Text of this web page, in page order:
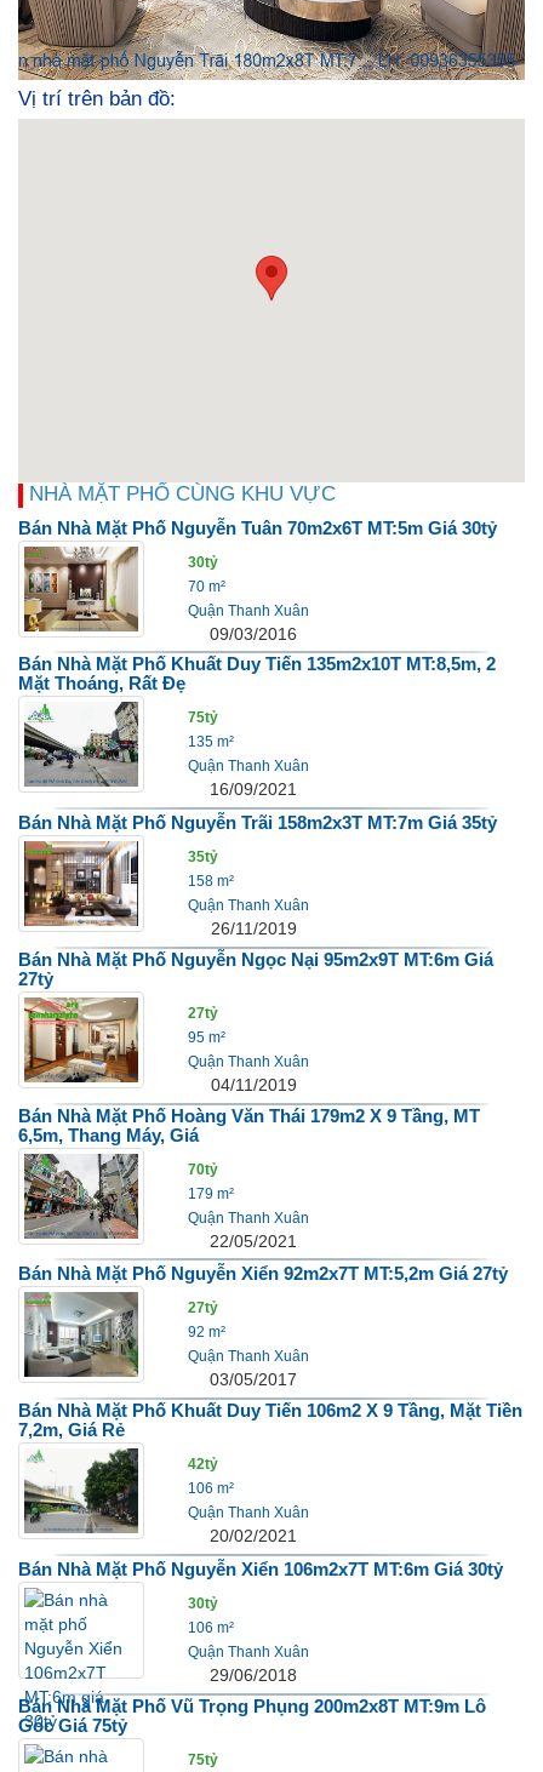
Vị trí trên bản đồ:
NHÀ MẶT PHỐ CÙNG KHU VỰC
Bán Nhà Mặt Phố Nguyễn Tuân 70m2x6T MT:5m Giá 30tỷ
30tỷ
70 m²
Quận Thanh Xuân
09/03/2016
Bán Nhà Mặt Phố Khuất Duy Tiến 135m2x10T MT:8,5m, 2
Mặt Thoáng, Rất Đẹ
75tỷ
135 m²
Quận Thanh Xuân
16/09/2021
Bán Nhà Mặt Phố Nguyễn Trãi 158m2x3T MT:7m Giá 35tỷ
35tỷ
158 m²
Quận Thanh Xuân
26/11/2019
Bán Nhà Mặt Phố Nguyễn Ngọc Nại 95m2x9T MT:6m Giá
27tỷ
27tỷ
95 m²
Quận Thanh Xuân
04/11/2019
Bán Nhà Mặt Phố Hoàng Văn Thái 179m2 X 9 Tầng, MT
6,5m, Thang Máy, Giá
70tỷ
179 m²
Quận Thanh Xuân
22/05/2021
Bán Nhà Mặt Phố Nguyễn Xiển 92m2x7T MT:5,2m Giá 27tỷ
27tỷ
92 m²
Quận Thanh Xuân
03/05/2017
Bán Nhà Mặt Phố Khuất Duy Tiến 106m2 X 9 Tầng, Mặt Tiền
7,2m, Giá Rẻ
42tỷ
106 m²
Quận Thanh Xuân
20/02/2021
Bán Nhà Mặt Phố Nguyễn Xiển 106m2x7T MT:6m Giá 30tỷ
30tỷ
106 m²
Quận Thanh Xuân
29/06/2018
Bán Nhà Mặt Phố Vũ Trọng Phụng 200m2x8T MT:9m Lô
Góc Giá 75tỷ
75tỷ